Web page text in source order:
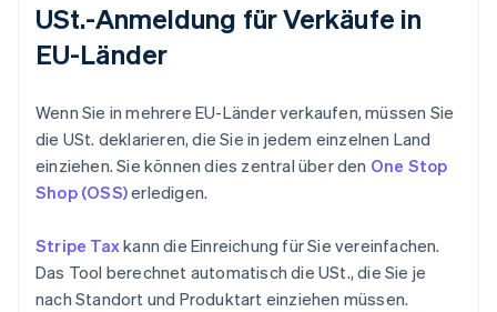
USt.-Anmeldung für Verkäufe in
EU-Länder
Wenn Sie in mehrere EU-Länder verkaufen, müssen Sie
die USt. deklarieren, die Sie in jedem einzelnen Land
einziehen. Sie können dies zentral über den One Stop
Shop (OSS)erledigen.
Stripe Taxkann die Einreichung für Sie vereinfachen.
Das Tool berechnet automatisch die USt., die Sie je
nach Standort und Produktart einziehen müssen.